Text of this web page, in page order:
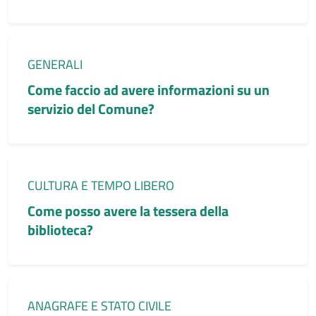
Categoria:
GENERALI
Come faccio ad avere informazioni su un
servizio del Comune?
Categoria:
CULTURA E TEMPO LIBERO
Come posso avere la tessera della
biblioteca?
Categoria:
ANAGRAFE E STATO CIVILE